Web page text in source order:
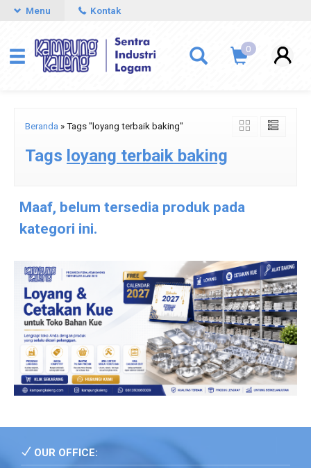
Menu Kontak
0
Beranda »Tags "loyang terbaik baking"
Tags loyang terbaik baking
Maaf, belum tersedia produk pada
kategori ini.
OUR OFFICE: